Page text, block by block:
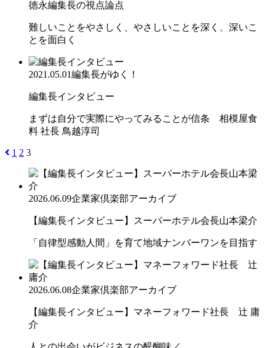
徳永編集長の視点論点
難しいことをやさしく、やさしいことを深く、深いこ
とを面白く
2021.05.01編集長がゆく！
編集長インタビュー
まずは自分で実際にやってみることが信条 相模屋食
料 社長 鳥越淳司
1 2 3
2026.06.09企業家倶楽部アーカイブ
【編集長インタビュー】スーパーホテル会長山本梁介
「自律型感動人間」を育て地域ナンバーワンを目指す
2026.06.08企業家倶楽部アーカイブ
【編集長インタビュー】マネーフォワード社長 辻 庸
介